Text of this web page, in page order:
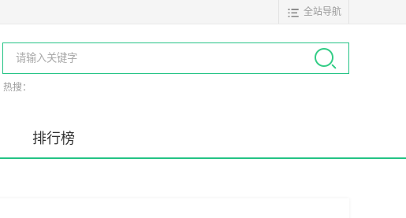
全站导航
热搜：
排行榜